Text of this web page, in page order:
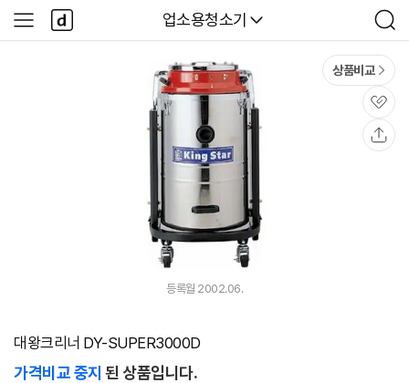
다나와
업소용청소기
검
색
사
이
다
나
와
상품비교
관
심
등록월 2002.06.
대왕크리너 DY-SUPER3000D
가격비교 중지 된 상품입니다.